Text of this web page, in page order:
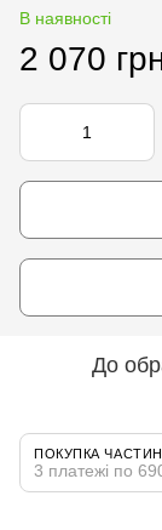
В наявності
2 070
До
ПОКУПКА
3 платежі по